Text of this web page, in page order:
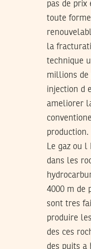
pas de
toute
la
technique
millions de
injection d
ameliorer
production.
Le gaz ou
dans les
4000 m de
sont tres
produire
des ces
des puits a